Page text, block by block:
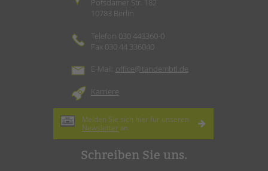
Potsdamer Str. 182
10783 Berlin
Telefon 030 443360-0
Fax 030 44 336040
E-Mail: office@tandembtl.de
Karriere
Melden Sie sich hier für unseren
Newsletter an.
Schreiben Sie uns.